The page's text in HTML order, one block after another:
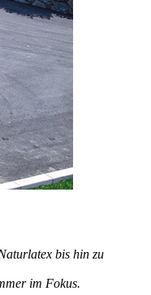
bis hin zu
im Fokus.